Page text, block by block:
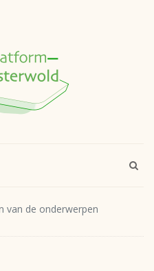
van de onderwerpen